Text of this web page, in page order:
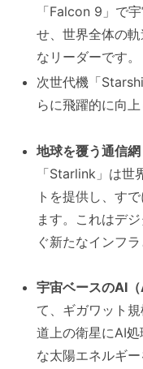
「Falcon 9」で
せ、世界全体の
なリーダーです。
次世代機「
らに飛躍的に向上
地球を覆う通信網
「Starlink」は世
トを提供し、す
ます。これはデ
ぐ新たなインフラ
宇宙ベースのAI（
て、ギガワット
道上の衛星にAI
な太陽エネルギ